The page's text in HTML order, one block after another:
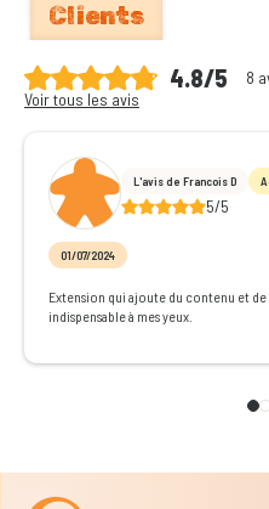
Clients
4.8/5
8
Voir tous les avis
L'avis de Francois D
5/5
01/07/2024
Extension qui ajoute du contenu et
indispensable à mes yeux.